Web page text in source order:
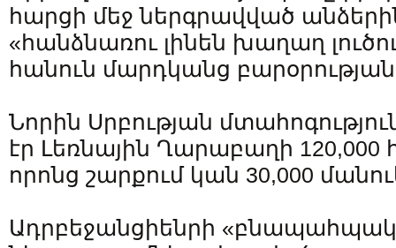
հարցի մեջ ներգրավված
«հանձնառու լինեն խաղաղ
հանուն մարդկանց
Նորին Սրբության
էր Լեռնային Ղարաբաղի 120,000
որոնց շարքում կան 30,000
Ադրբեջանցիենրի